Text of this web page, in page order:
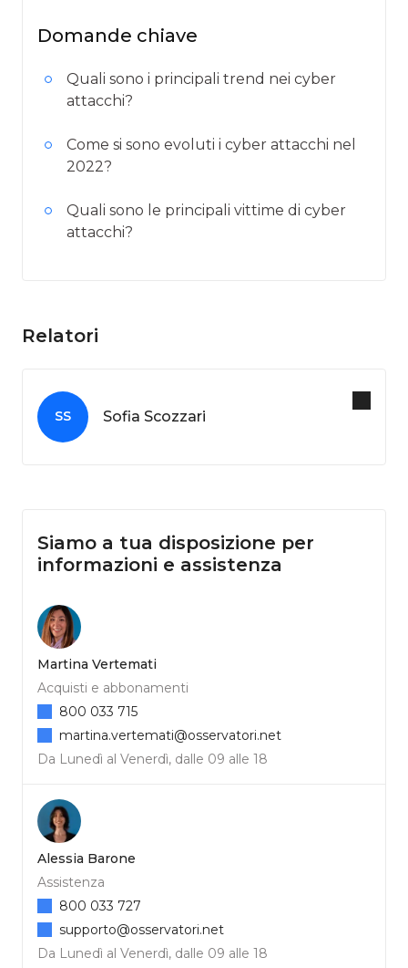
Domande chiave
Quali sono i principali trend nei cyber
attacchi?
Come si sono evoluti i cyber attacchi nel
2022?
Quali sono le principali vittime di cyber
attacchi?
Relatori
SS Sofia Scozzari
Siamo a tua disposizione per
informazioni e assistenza
Martina Vertemati
Acquisti e abbonamenti
Da Lunedì al Venerdì, dalle 09 alle 18
800 033 715
martina.vertemati@osservatori.net
Alessia Barone
Assistenza
Da Lunedì al Venerdì, dalle 09 alle 18
800 033 727
supporto@osservatori.net